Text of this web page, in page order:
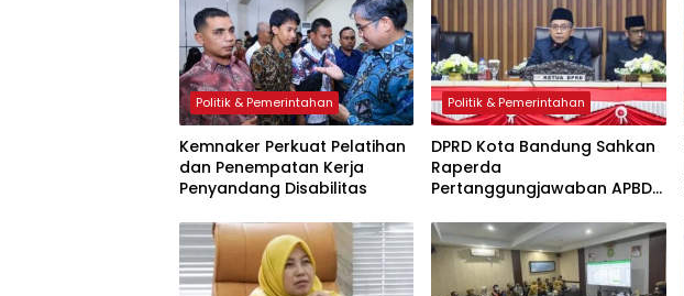
Politik & Pemerintahan
Kemnaker Perkuat Pelatihan
dan Penempatan Kerja
Penyandang Disabilitas
Politik & Pemerintahan
DPRD Kota Bandung Sahkan
Raperda
Pertanggungjawaban APBD